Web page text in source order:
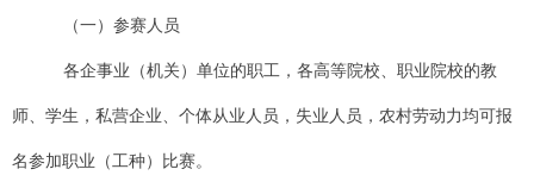
（一）参赛人员
各企事业（机关）单位的职工，各高等院校、职业院校的教
师、学生，私营企业、个体从业人员，失业人员，农村劳动力均可报
名参加职业（工种）比赛。